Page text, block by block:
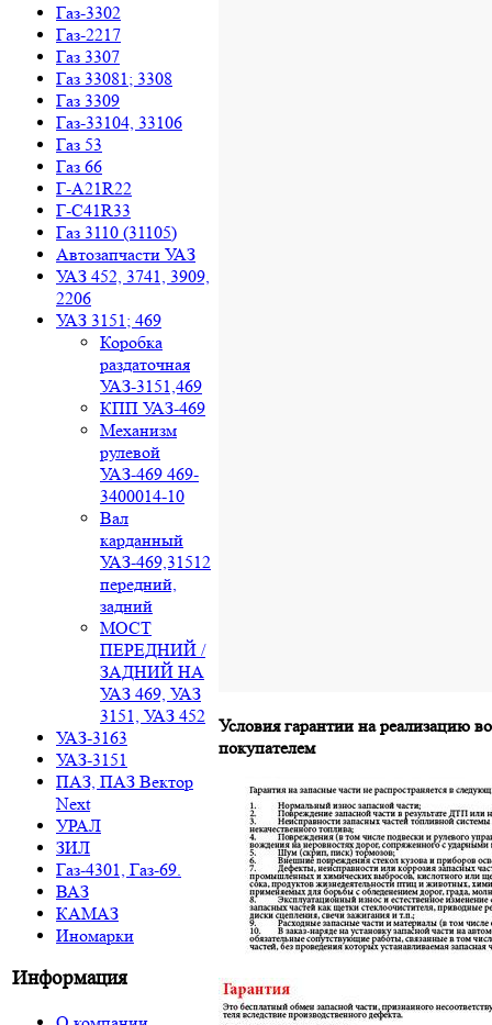
Газ-3302
Газ-2217
Газ 3307
Газ 33081; 3308
Газ 3309
Газ-33104, 33106
Газ 53
Газ 66
Г-A21R22
Г-C41R33
Газ 3110 (31105)
Автозапчасти УАЗ
УАЗ 452, 3741, 3909,
2206
УАЗ 3151; 469
Коробка
раздаточная
УАЗ-3151,469
КПП УАЗ-469
Механизм
рулевой
УАЗ-469 469-
3400014-10
Вал
карданный
УАЗ-469,31512
передний,
задний
МОСТ
ПЕРЕДНИЙ /
ЗАДНИЙ НА
УАЗ 469, УАЗ
3151, УАЗ 452
УАЗ-3163
УАЗ-3151
ПАЗ, ПАЗ Вектор
Next
УРАЛ
ЗИЛ
Газ-4301, Газ-69.
ВАЗ
КАМАЗ
Иномарки
Информация
Условия гарантии на реализацию
покупателем